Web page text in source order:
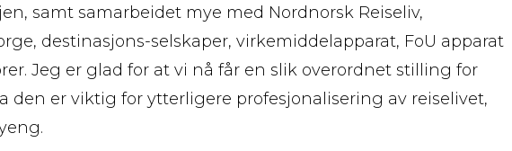
samt samarbeidet mye med Nordnorsk Reiseliv,
destinasjons-selskaper, virkemiddelapparat, FoU apparat
Jeg er glad for at vi nå får en slik overordnet stilling for
den er viktig for ytterligere profesjonalisering av reiselivet,